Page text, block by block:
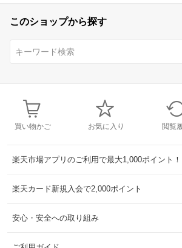
このショップから探す
買い物かご お気に入り 閲覧
楽天市場アプリのご利用で最大1,000ポイント！
楽天カード新規入会で2,000ポイント
安心・安全への取り組み